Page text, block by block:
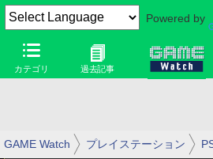
Powered by
カテゴリ 過去記事
GAME Watch プレイステーション